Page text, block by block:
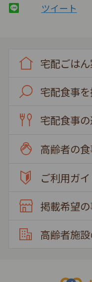
ツイート
宅配ごは
宅配食事
宅配食事
高齢者の
ご利用ガ
掲載希望
高齢者施